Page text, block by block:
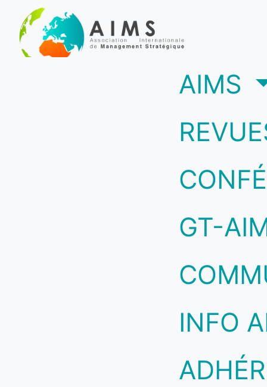
AIMS
GT-
INFO